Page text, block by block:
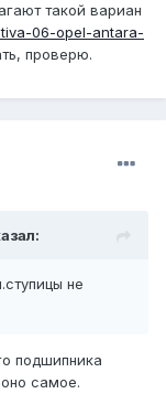
такой вариан
06-opel-antara-
проверю.
не
подшипника
самое.